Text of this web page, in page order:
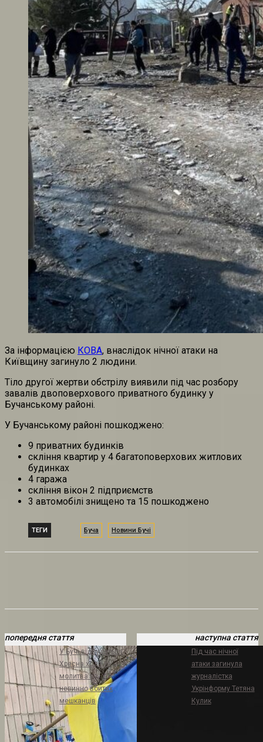
За інформацією КОВА, внаслідок нічної атаки на
Київщину загинуло 2 людини.
Тіло другої жертви обстрілу виявили під час розбору
завалів двоповерхового приватного будинку у
Бучанському районі.
У Бучанському районі пошкоджено:
9 приватних будинків
скління квартир у 4 багатоповерхових житлових
будинках
4 гаража
скління вікон 2 підприємств
3 автомобілі знищено та 15 пошкоджено
ТЕГИ Буча Новини Бучі
попередня стаття
У Бучі відбудеться
Хресна хода та
молитва за
невинно вбитих
мешканців
наступна стаття
Під час нічної
атаки загинула
журналістка
Укрінформу Тетяна
Кулик